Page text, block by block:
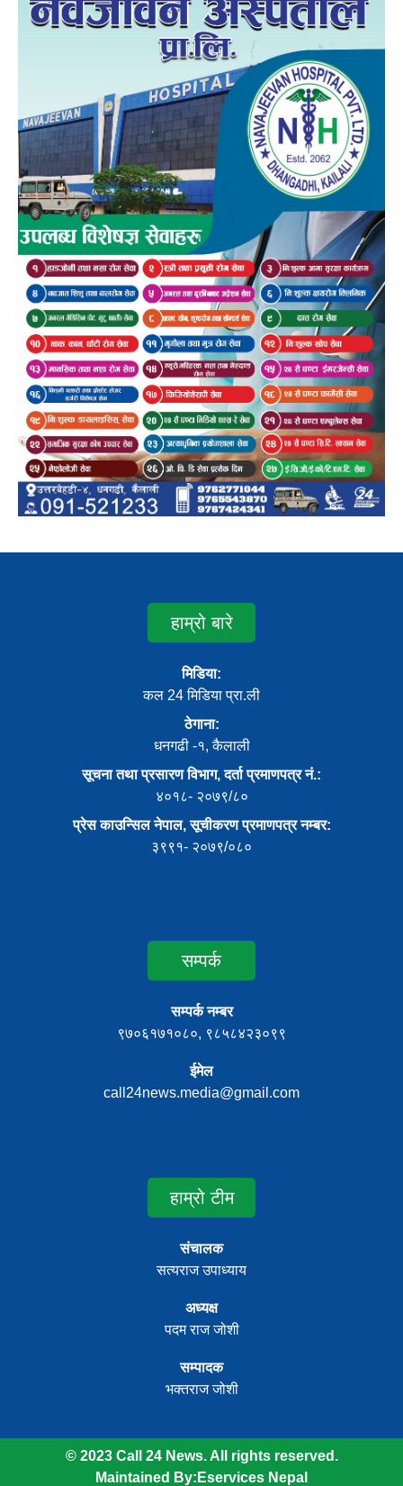
हाम्रो बारे
मिडिया:
कल 24 मिडिया प्रा.ली
ठेगाना:
धनगढी -१, कैलाली
सूचना तथा प्रसारण विभाग, दर्ता प्रमाणपत्र नं.:
४०१८- २०७९/८०
प्रेस काउन्सिल नेपाल, सूचीकरण प्रमाणपत्र नम्बर:
३९९१- २०७९/०८०
सम्पर्क
सम्पर्क नम्बर
९७०६१७१०८०, ९८५८४२३०९९
ईमेल
call24news.media@gmail.com
हाम्रो टीम
संचालक
सत्यराज उपाध्याय
अध्यक्ष
पदम राज जोशी
सम्पादक
भक्तराज जोशी
© 2023 Call 24 News. All rights reserved.
Maintained By: Eservices Nepal